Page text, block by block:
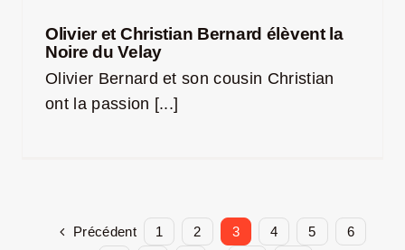
Olivier et Christian Bernard élèvent la
Noire du Velay
Olivier Bernard et son cousin Christian
ont la passion [...]
Précédent 1 2 3 4 5
6